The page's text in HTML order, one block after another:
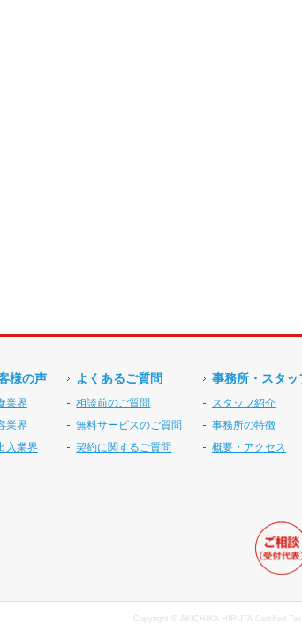
様の声
業界
業界
入業界
よくあるご質問
相談前のご質問
無料サービスのご質問
契約に関するご質問
事務所・スタッ
スタッフ紹介
事務所の特徴
概要・アクセス
Copyright © AKICHIKA HIRUTA Certified